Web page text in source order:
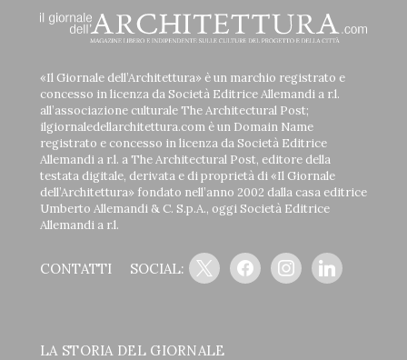
«Il Giornale dell’Architettura» è un marchio registrato e
concesso in licenza da Società Editrice Allemandi a r.l.
all’associazione culturale The Architectural Post;
ilgiornaledellarchitettura.com è un Domain Name
registrato e concesso in licenza da Società Editrice
Allemandi a r.l. a The Architectural Post, editore della
testata digitale, derivata e di proprietà di «Il Giornale
dell’Architettura» fondato nell’anno 2002 dalla casa editrice
Umberto Allemandi & C. S.p.A., oggi Società Editrice
Allemandi a r.l.
CONTATTI SOCIAL:
x facebookinstagramlinkedin
LA STORIA DEL GIORNALE